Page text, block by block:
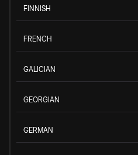
FINNISH
FRENCH
GALICIAN
GEORGIAN
GERMAN